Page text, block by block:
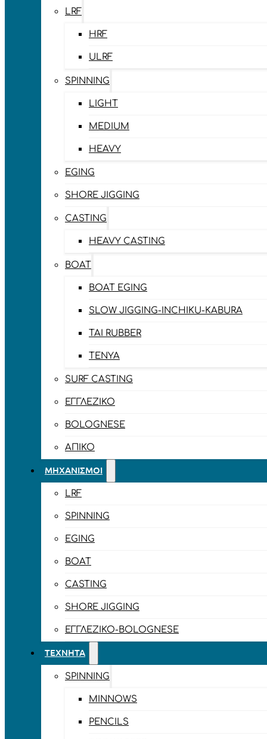
LRF
HRF
ULRF
SPINNING
LIGHT
MEDIUM
HEAVY
EGING
SHORE JIGGING
CASTING
HEAVY CASTING
BOAT
BOAT EGING
SLOW JIGGING-INCHIKU-KABURA
TAI RUBBER
TENYA
SURF CASTING
ΕΓΓΛΈΖΙΚΟ
BOLOGNESE
ΑΠΊΚΟ
ΜΗΧΑΝΙΣΜΟΊ
LRF
SPINNING
EGING
BOAT
CASTING
SHORE JIGGING
ΕΓΓΛΈΖΙΚΟ-BOLOGNESE
ΤΕΧΝΗΤΆ
SPINNING
MINNOWS
PENCILS